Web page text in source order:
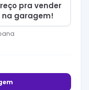
pra vender
na garagem!